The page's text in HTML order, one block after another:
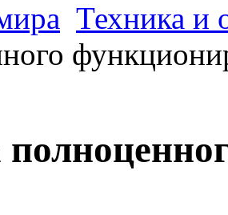
Техника и